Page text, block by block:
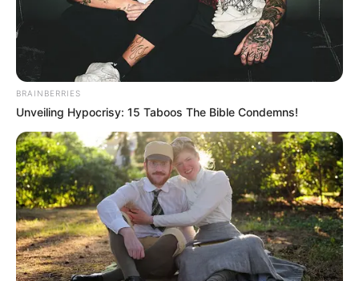
Erase Joint Agony In 7 Days With This Simple Trick!
It's Genius
FORGE BODY
BRAINBERRIES
Unveiling Hypocrisy: 15 Taboos The Bible Condemns!